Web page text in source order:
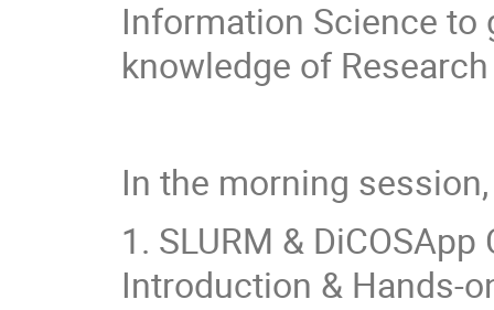
Information Science
knowledge of
In the morning
1. SLURM &
Introduction & Hands-